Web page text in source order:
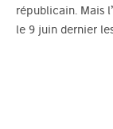
républicain. Mais
le 9 juin dernier